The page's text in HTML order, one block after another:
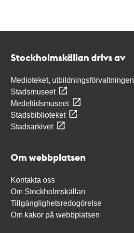
Stockholmskällan drivs av
Medioteket, utbildningsförvaltningen
Stadsmuseet
Medeltidsmuseet
Stadsbiblioteket
Stadsarkivet
Om webbplatsen
Kontakta oss
Om Stockholmskällan
Tillgänglighetsredogörelse
Om kakor på webbplatsen